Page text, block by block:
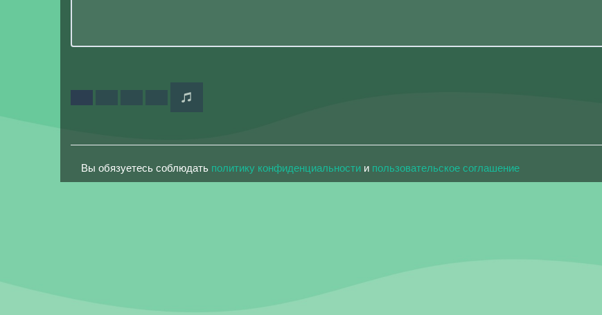
Вы обязуетесь соблюдать политику конфиденциальности и пользовательское соглашение